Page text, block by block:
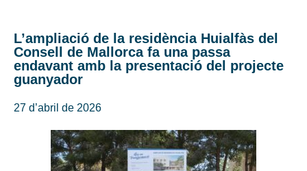
L’ampliació de la residència Huialfàs del
Consell de Mallorca fa una passa
endavant amb la presentació del projecte
guanyador
27 d’abril de 2026